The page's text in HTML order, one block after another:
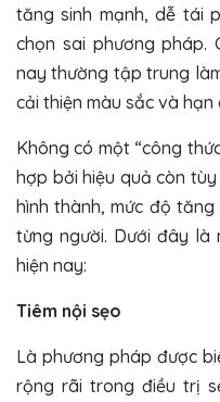
tăng sinh mạnh, dễ tái
chọn sai phương pháp.
nay thường tập trung
cải thiện màu sắc và hạn
Không có một “công
hợp bởi hiệu quả còn
hình thành, mức độ
từng người. Dưới đây là
hiện nay:
Tiêm nội sẹo
Là phương pháp được
rộng rãi trong điều trị